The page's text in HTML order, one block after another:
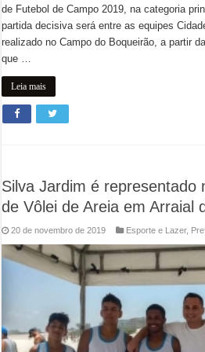
de Futebol de Campo 2019, na categoria
partida decisiva será entre as equipes
realizado no Campo do Boqueirão, a partir
que …
Leia mais
Silva Jardim é representado
de Vôlei de Areia em Arraial
20 de novembro de 2019 Esporte e Lazer,